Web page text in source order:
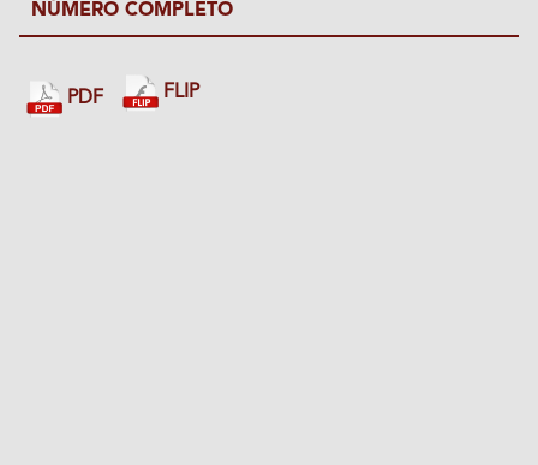
NÚMERO COMPLETO
PDF FLIP